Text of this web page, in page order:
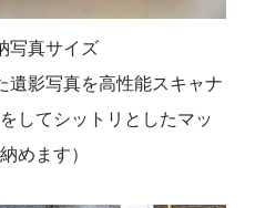
写真サイズ
遺影写真を高性能スキャナ
してシットリとしたマッ
めます）